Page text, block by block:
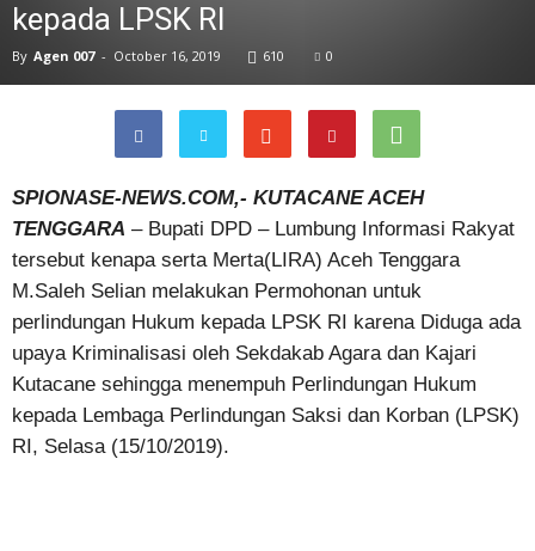
kepada LPSK RI
By Agen 007 - October 16, 2019 610 0
SPIONASE-NEWS.COM,- KUTACANE ACEH
TENGGARA – Bupati DPD – Lumbung Informasi Rakyat
tersebut kenapa serta Merta(LIRA) Aceh Tenggara
M.Saleh Selian melakukan Permohonan untuk
perlindungan Hukum kepada LPSK RI karena Diduga ada
upaya Kriminalisasi oleh Sekdakab Agara dan Kajari
Kutacane sehingga menempuh Perlindungan Hukum
kepada Lembaga Perlindungan Saksi dan Korban (LPSK)
RI, Selasa (15/10/2019).